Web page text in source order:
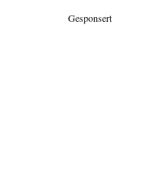
Gesponsert